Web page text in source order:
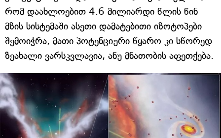
რომ დაახლოებით 4.6 მილიარდი წლის წინ
მზის სისტემაში ასეთი დამატებითი იზოტოპები
შემოიჭრა, მათი პოტენციური წყარო კი სწორედ
ზეახალი ვარსკვლავია, ანუ მნათობის აფეთქება.